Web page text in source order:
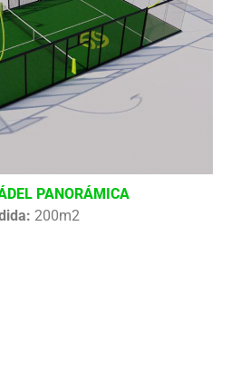
PANORÁMICA
200m2